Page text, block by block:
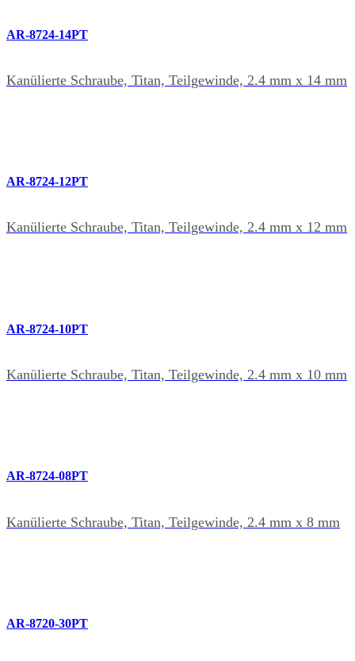
AR-8724-14PT
Kanülierte Schraube, Titan, Teilgewinde, 2.4 mm x 14 mm
AR-8724-12PT
Kanülierte Schraube, Titan, Teilgewinde, 2.4 mm x 12 mm
AR-8724-10PT
Kanülierte Schraube, Titan, Teilgewinde, 2.4 mm x 10 mm
AR-8724-08PT
Kanülierte Schraube, Titan, Teilgewinde, 2.4 mm x 8 mm
AR-8720-30PT